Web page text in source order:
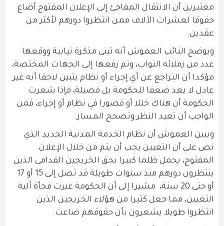
معتبرين أن الانتقال المفاجئ إلى الإعلان المفتوح أضاع
حقوقا لعشرات الآلاف ممن انتظروا دورهم لأكثر من
عقدين.
ويوضح النائب العموش أنه تبنى مذكرة نيابية ووقعها
عدد من زملائه النواب، وتم رفعها إلى الجهات المختصة،
مؤكدا أن التراجع عن أي إجراء أو نظام يتبين لاحقا أنه غير
عادل لا يعد ضعفا للحكومة بل فضيلة، فإذا شعرت
الحكومة أن هناك خللا أو قصورا في نظام أو إجراء، فمن
الواجب أن تعيد النظر وتصحح المسار.
ويببن العموش أن نظام الخدمة المدنية الجديد الذي
نص على أن التعيين يجب أن يتم من خلال الإعلان
المفتوح، يحمل ظلما كبيرا بحق الخريجين القدامى الذين
ينتظرون دورهم منذ سنوات طويلة قد تصل إلى 15 أو 17
أو حتى 20 سنة، مشيرا إلى أن الحكومة غيرت فجأة آلية
التعيين، مما جعل كثيرا من هؤلاء الخريجين الذين
انتظروا طويلا يشعرون بأن حقوقهم ضاعت.